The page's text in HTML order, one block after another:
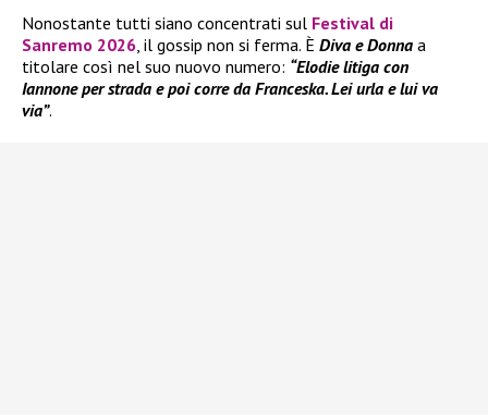
Nonostante tutti siano concentrati sul Festival di
Sanremo 2026, il gossip non si ferma. È Diva e Donna a
titolare così nel suo nuovo numero: “Elodie litiga con
Iannone per strada e poi corre da Franceska. Lei urla e lui va
via”.